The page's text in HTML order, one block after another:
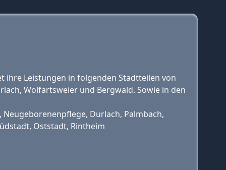
ihre Leistungen in folgenden Stadtteilen von
Wolfartsweier und Bergwald. Sowie in den
Durlach, Palmbach,
Oststadt, Rintheim